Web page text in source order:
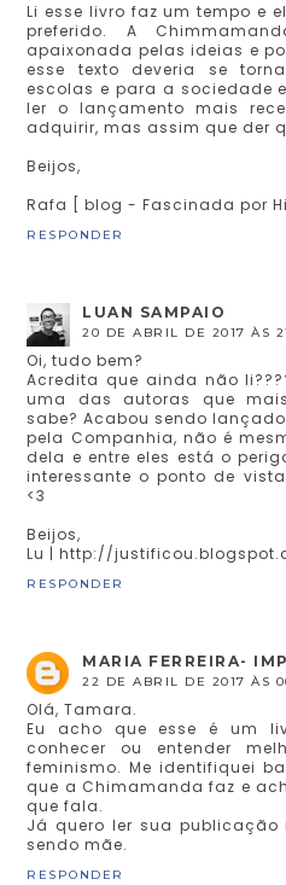
Li esse livro faz um tempo e
preferido. A
apaixonada pelas ideias e
esse texto deveria se
escolas e para a sociedade
ler o lançamento mais
adquirir, mas assim que der
Beijos,
Rafa [ blog - Fascinada por
RESPONDER
LUAN SAMPAIO
20 DE ABRIL DE 2017 ÀS
Oi, tudo bem?
Acredita que ainda não
uma das autoras que
sabe? Acabou sendo
pela Companhia, não é
dela e entre eles está o
interessante o ponto de
<3
Beijos,
Lu | http://
RESPONDER
MARIA FERREIRA-
22 DE ABRIL DE 2017 ÀS
Olá, Tamara.
Eu acho que esse é um
conhecer ou entender
feminismo. Me identifiquei
que a Chimamanda faz e
que fala.
Já quero ler sua publicação
sendo mãe.
RESPONDER